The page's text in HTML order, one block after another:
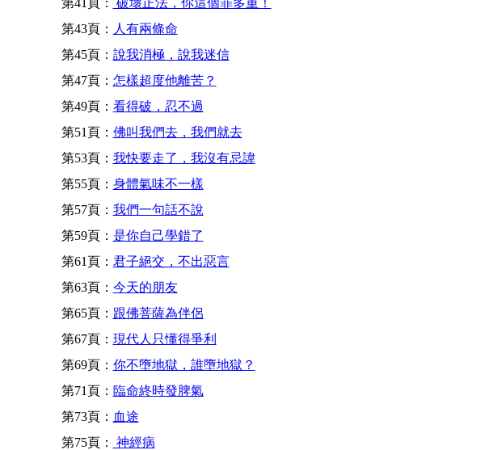
第43頁： 人有兩條命
第45頁： 說我消極，說我迷信
第47頁： 怎樣超度他離苦？
第49頁： 看得破，忍不過
第51頁： 佛叫我們去，我們就去
第53頁： 我快要走了，我沒有忌諱
第55頁： 身體氣味不一樣
第57頁： 我們一句話不說
第59頁： 是你自己學錯了
第61頁： 君子絕交，不出惡言
第63頁： 今天的朋友
第65頁： 跟佛菩薩為伴侶
第67頁： 現代人只懂得爭利
第69頁： 你不墮地獄，誰墮地獄？
第71頁： 臨命終時發脾氣
第73頁： 血途
第75頁：
神經病